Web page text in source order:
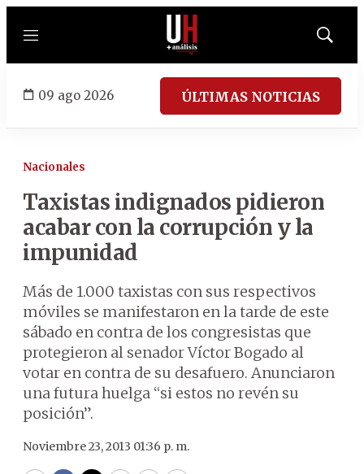
Menú
Mostrar
09 ago 2026 ÚLTIMAS NOTICIAS
Nacionales
Taxistas indignados pidieron
acabar con la corrupción y la
impunidad
Más de 1.000 taxistas con sus respectivos
móviles se manifestaron en la tarde de este
sábado en contra de los congresistas que
protegieron al senador Víctor Bogado al
votar en contra de su desafuero. Anunciaron
una futura huelga “si estos no revén su
posición”.
Noviembre 23, 2013 01:36 p. m.